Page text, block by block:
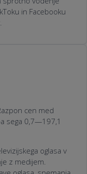
in Facebooku
cen med
sega 0,7—197,1
oglasa v
z medijem.